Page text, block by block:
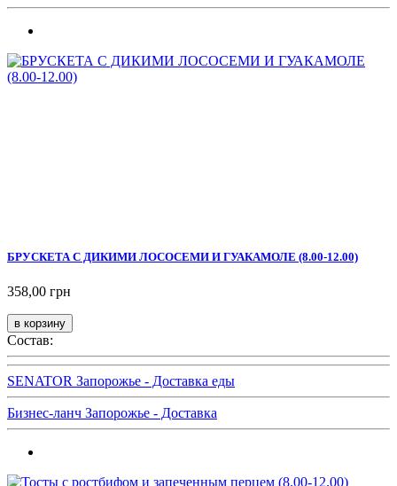
БРУСКЕТА С ДИКИМИ ЛОСОСЕМИ И ГУАКАМОЛЕ (8.00-12.00)
358,00 грн
Состав:
SENATOR Запорожье - Доставка еды
Бизнес-ланч Запорожье - Доставка